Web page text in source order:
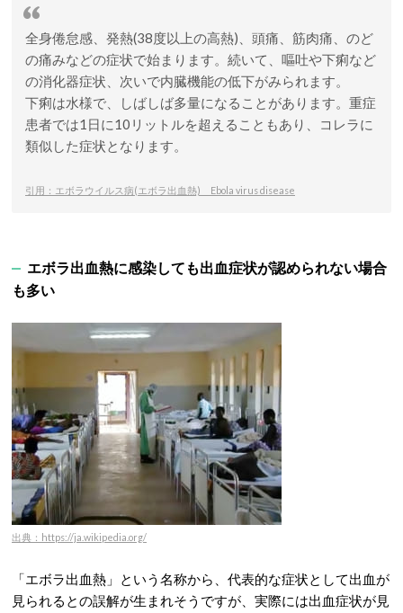
全身倦怠感、発熱(38度以上の高熱)、頭痛、筋肉痛、のど
の痛みなどの症状で始まります。続いて、嘔吐や下痢など
の消化器症状、次いで内臓機能の低下がみられます。
下痢は水様で、しばしば多量になることがあります。重症
患者では1日に10リットルを超えることもあり、コレラに
類似した症状となります。
引用：エボラウイルス病(エボラ出血熱) Ebola virus disease
エボラ出血熱に感染しても出血症状が認められない場合
も多い
出典：https://ja.wikipedia.org/
「エボラ出血熱」という名称から、代表的な症状として出血が
見られるとの誤解が生まれそうですが、実際には出血症状が見